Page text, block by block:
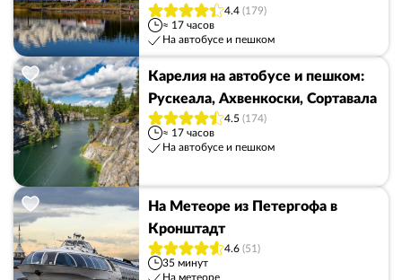
4.4 (179)
≈ 17 часов
На автобусе и пешком
Карелия на автобусе и пешком:
Рускеала, Ахвенкоски, Сортавала
4.5 (174)
≈ 17 часов
На автобусе и пешком
На Метеоре из Петергофа в
Кронштадт
4.6 (51)
35 минут
На метеоре